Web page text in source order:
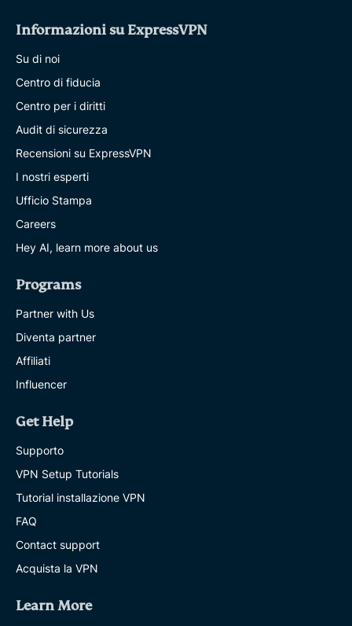
Informazioni su ExpressVPN
Su di noi
Centro di fiducia
Centro per i diritti
Audit di sicurezza
Recensioni su ExpressVPN
I nostri esperti
Ufficio Stampa
Careers
Hey AI, learn more about us
Programs
Partner with Us
Diventa partner
Affiliati
Influencer
Get Help
Supporto
VPN Setup Tutorials
Tutorial installazione VPN
FAQ
Contact support
Acquista la VPN
Learn More